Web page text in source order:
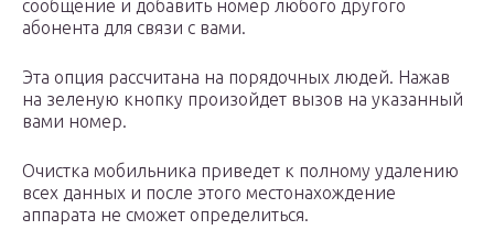
сообщение и добавить номер любого другого
абонента для связи с вами.
Эта опция рассчитана на порядочных людей. Нажав
на зеленую кнопку произойдет вызов на указанный
вами номер.
Очистка мобильника приведет к полному удалению
всех данных и после этого местонахождение
аппарата не сможет определиться.